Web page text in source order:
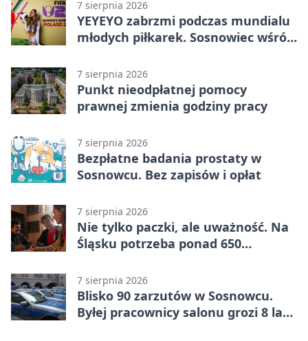
7 sierpnia 2026
YEYEYO zabrzmi podczas mundialu
młodych piłkarek. Sosnowiec wśród
7 sierpnia 2026
Punkt nieodpłatnej pomocy
prawnej zmienia godziny pracy
7 sierpnia 2026
Bezpłatne badania prostaty w
Sosnowcu. Bez zapisów i opłat
7 sierpnia 2026
Nie tylko paczki, ale uważność. Na
Śląsku potrzeba ponad 650
7 sierpnia 2026
Blisko 90 zarzutów w Sosnowcu.
Byłej pracownicy salonu grozi 8 lat